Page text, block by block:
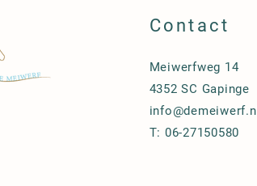
Contact
Meiwerfweg 14
4352 SC Gapinge
info@demeiwerf.nl
T: 06-27150580